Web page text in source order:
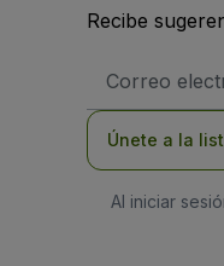
Recibe
de
Únete a la
Al iniciar